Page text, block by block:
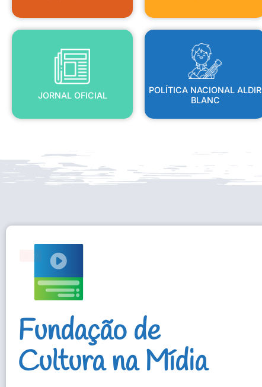
JORNAL OFICIAL
JORNAL OFICIAL
POLÍTICA NACIONAL ALDIR
BLANC
POLÍTICA NACIONAL ALDIR
BLANC
Fundação de
Cultura na Mídia